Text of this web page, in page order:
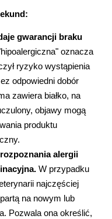
gwarancji braku
oznacza
ryzyko wystąpienia
odpowiedni dobór
zawiera białko, na
objawy mogą
produktu
alergii
W przypadku
najczęściej
na nowym lub
Pozwala ona określić,